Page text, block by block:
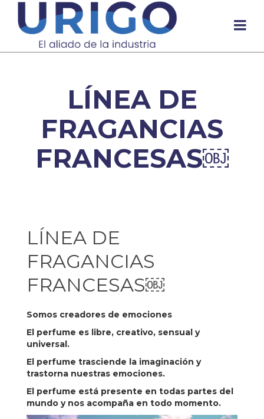
LÍNEA DE
FRAGANCIAS
FRANCESAS￼
LÍNEA DE
FRAGANCIAS
FRANCESAS￼
Somos creadores de emociones
El perfume es libre, creativo, sensual y
universal.
El perfume trasciende la imaginación y
trastorna nuestras emociones.
El perfume está presente en todas partes del
mundo y nos acompaña en todo momento.